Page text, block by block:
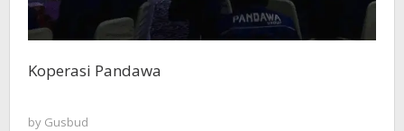
Koperasi Pandawa
by Gusbud